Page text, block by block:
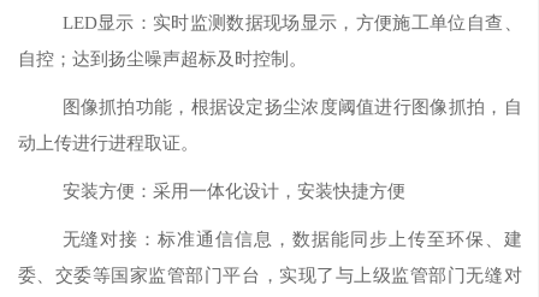
LED显示：实时监测数据现场显示，方便施工单位自查、
自控；达到扬尘噪声超标及时控制。
图像抓拍功能，根据设定扬尘浓度阈值进行图像抓拍，自
动上传进行进程取证。
安装方便：采用一体化设计，安装快捷方便
无缝对接：标准通信信息，数据能同步上传至环保、建
委、交委等国家监管部门平台，实现了与上级监管部门无缝对